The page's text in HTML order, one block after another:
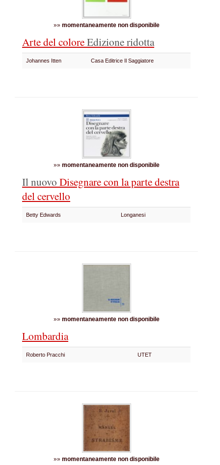
»» momentaneamente non disponibile
Arte del coloreEdizione ridotta
Johannes Itten Casa Editrice Il Saggiatore
»» momentaneamente non disponibile
Il nuovo Disegnare con la parte destra
del cervello
Betty Edwards Longanesi
»» momentaneamente non disponibile
Lombardia
Roberto Pracchi UTET
»» momentaneamente non disponibile